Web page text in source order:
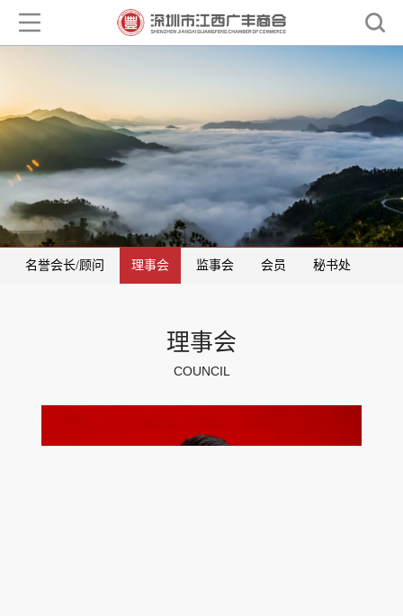
名誉会长/顾问 理事会 监事会 会员 秘书处
理事会
COUNCIL